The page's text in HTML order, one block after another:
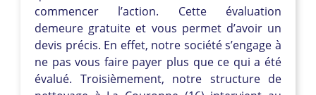
commencer l’action. Cette évaluation
demeure gratuite et vous permet d’avoir un
devis précis. En effet, notre société s’engage à
ne pas vous faire payer plus que ce qui a été
évalué. Troisièmement, notre structure de